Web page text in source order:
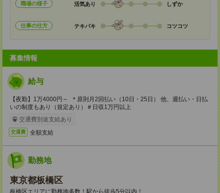
職場の様子 活気あり しずか
仕事の仕方 テキパキ コツコツ
募集情報
給与
【夜勤】1万4000円～ ＊原則月2回払い（10日・25日） 他、週払い・日払
いの制度もあり（規定あり）＃日収1万円以上
交通費別途支給あり
交通費 全額支給
勤務地
東京都板橋区
板橋区エリアに勤務地多数！駅から徒歩5分以内！